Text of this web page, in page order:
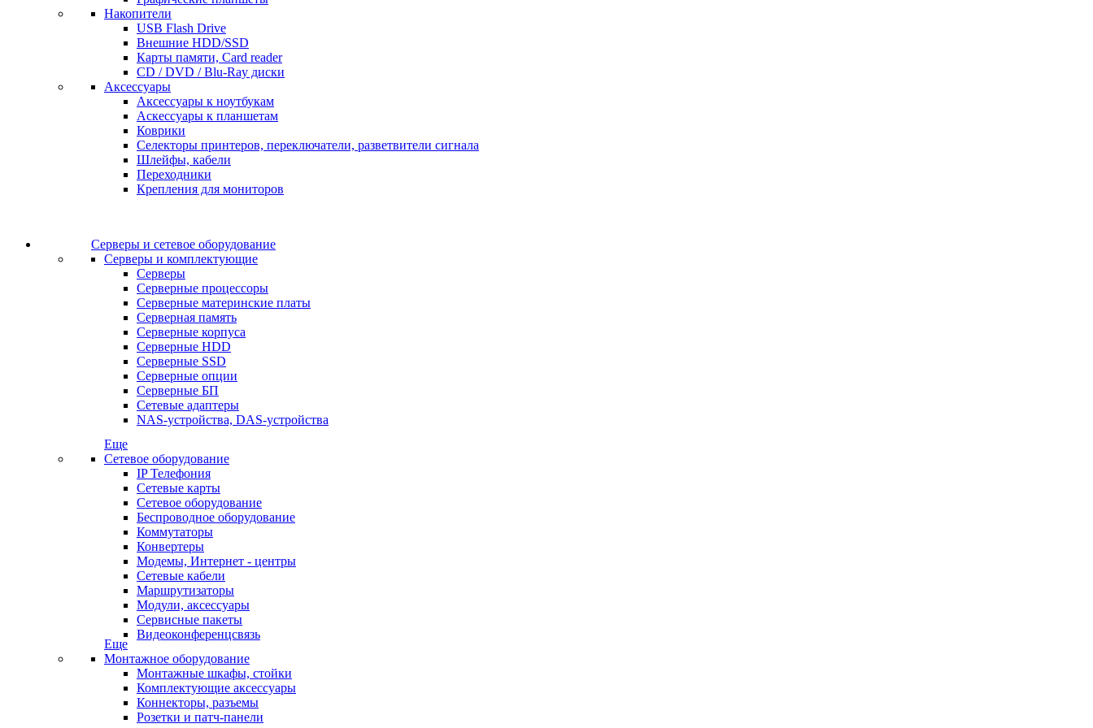
Накопители
USB Flash Drive
Внешние HDD/SSD
Карты памяти, Card reader
CD / DVD / Blu-Ray диски
Аксессуары
Аксессуары к ноутбукам
Аскессуары к планшетам
Коврики
Селекторы принтеров, переключатели, разветвители сигнала
Шлейфы, кабели
Переходники
Крепления для мониторов
Серверы и сетевое оборудование
Серверы и комплектующие
Серверы
Серверные процессоры
Серверные материнские платы
Серверная память
Серверные корпуса
Серверные HDD
Серверные SSD
Серверные опции
Серверные БП
Сетевые адаптеры
NAS-устройства, DAS-устройства
Еще
Сетевое оборудование
IP Телефония
Сетевые карты
Сетевое оборудование
Беспроводное оборудование
Коммутаторы
Конвертеры
Модемы, Интернет - центры
Сетевые кабели
Маршрутизаторы
Модули, аксессуары
Сервисные пакеты
Видеоконференцсвязь
Еще
Монтажное оборудование
Монтажные шкафы, стойки
Комплектующие аксессуары
Коннекторы, разъемы
Розетки и патч-панели